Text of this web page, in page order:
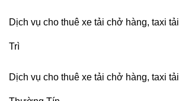
Dịch vụ cho thuê xe tải chở hàng, taxi
Trì
Dịch vụ cho thuê xe tải chở hàng, taxi